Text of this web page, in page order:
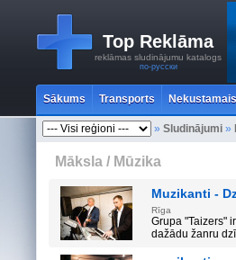
Top Reklāma
reklāmas sludinājumu katalogs
по-русски
Sākums Transports
» Sludinājumi »
Māksla / Mūzika
Muzikanti -
Rīga
Grupa "Taizers"
dažādu žanru